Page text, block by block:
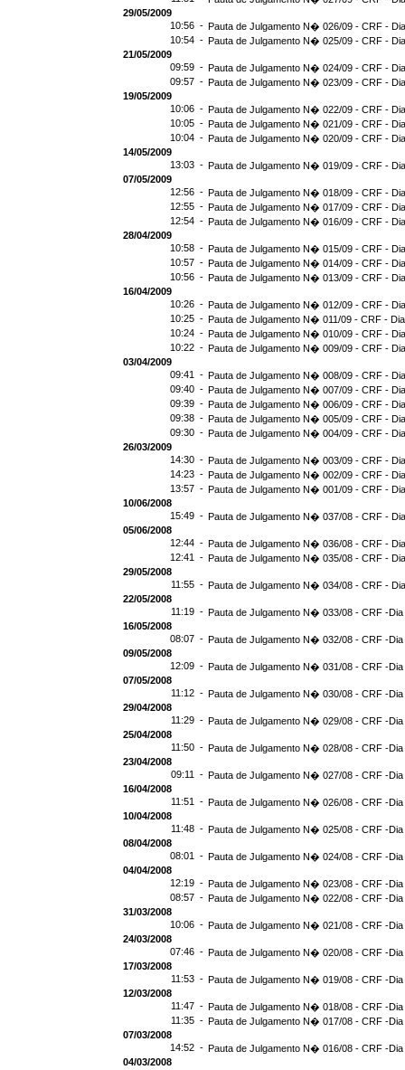
29/05/2009
10:56 - Pauta de Julgamento N� 026/09 - CRF -
10:54 - Pauta de Julgamento N� 025/09 - CRF -
21/05/2009
09:59 - Pauta de Julgamento N� 024/09 - CRF -
09:57 - Pauta de Julgamento N� 023/09 - CRF -
19/05/2009
10:06 - Pauta de Julgamento N� 022/09 - CRF -
10:05 - Pauta de Julgamento N� 021/09 - CRF -
10:04 - Pauta de Julgamento N� 020/09 - CRF -
14/05/2009
13:03 - Pauta de Julgamento N� 019/09 - CRF -
07/05/2009
12:56 - Pauta de Julgamento N� 018/09 - CRF -
12:55 - Pauta de Julgamento N� 017/09 - CRF -
12:54 - Pauta de Julgamento N� 016/09 - CRF -
28/04/2009
10:58 - Pauta de Julgamento N� 015/09 - CRF -
10:57 - Pauta de Julgamento N� 014/09 - CRF -
10:56 - Pauta de Julgamento N� 013/09 - CRF -
16/04/2009
10:26 - Pauta de Julgamento N� 012/09 - CRF -
10:25 - Pauta de Julgamento N� 011/09 - CRF -
10:24 - Pauta de Julgamento N� 010/09 - CRF -
10:22 - Pauta de Julgamento N� 009/09 - CRF -
03/04/2009
09:41 - Pauta de Julgamento N� 008/09 - CRF -
09:40 - Pauta de Julgamento N� 007/09 - CRF -
09:39 - Pauta de Julgamento N� 006/09 - CRF -
09:38 - Pauta de Julgamento N� 005/09 - CRF -
09:30 - Pauta de Julgamento N� 004/09 - CRF -
26/03/2009
14:30 - Pauta de Julgamento N� 003/09 - CRF -
14:23 - Pauta de Julgamento N� 002/09 - CRF -
13:57 - Pauta de Julgamento N� 001/09 - CRF -
10/06/2008
15:49 - Pauta de Julgamento N� 037/08 - CRF -
05/06/2008
12:44 - Pauta de Julgamento N� 036/08 - CRF -
12:41 - Pauta de Julgamento N� 035/08 - CRF -
29/05/2008
11:55 - Pauta de Julgamento N� 034/08 - CRF -
22/05/2008
11:19 - Pauta de Julgamento N� 033/08 - CRF -Dia
16/05/2008
08:07 - Pauta de Julgamento N� 032/08 - CRF -Dia
09/05/2008
12:09 - Pauta de Julgamento N� 031/08 - CRF -Dia
07/05/2008
11:12 - Pauta de Julgamento N� 030/08 - CRF -Dia
29/04/2008
11:29 - Pauta de Julgamento N� 029/08 - CRF -Dia
25/04/2008
11:50 - Pauta de Julgamento N� 028/08 - CRF -Dia
23/04/2008
09:11 - Pauta de Julgamento N� 027/08 - CRF -Dia
16/04/2008
11:51 - Pauta de Julgamento N� 026/08 - CRF -Dia
10/04/2008
11:48 - Pauta de Julgamento N� 025/08 - CRF -Dia
08/04/2008
08:01 - Pauta de Julgamento N� 024/08 - CRF -Dia
04/04/2008
12:19 - Pauta de Julgamento N� 023/08 - CRF -Dia
08:57 - Pauta de Julgamento N� 022/08 - CRF -Dia
31/03/2008
10:06 - Pauta de Julgamento N� 021/08 - CRF -Dia
24/03/2008
07:46 - Pauta de Julgamento N� 020/08 - CRF -Dia
17/03/2008
11:53 - Pauta de Julgamento N� 019/08 - CRF -Dia
12/03/2008
11:47 - Pauta de Julgamento N� 018/08 - CRF -Dia
11:35 - Pauta de Julgamento N� 017/08 - CRF -Dia
07/03/2008
14:52 - Pauta de Julgamento N� 016/08 - CRF -Dia
04/03/2008